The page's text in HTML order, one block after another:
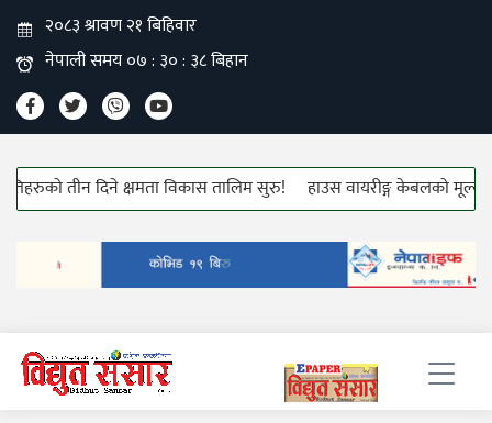
तीन दिने क्षमता विकास तालिम सुरु! हाउस वायरीङ्ग केबलको मूल्यवृद्धि!